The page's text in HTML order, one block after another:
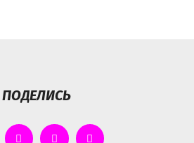
ПОДЕЛИСЬ